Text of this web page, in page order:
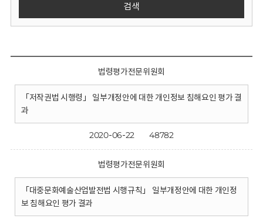
검색
법령평가전문위원회
「저작권법 시행령」 일부개정안에 대한 개인정보 침해요인 평가 결
과
2020-06-22 48782
법령평가전문위원회
「대중문화예술산업발전법 시행규칙」 일부개정안에 대한 개인정
보 침해요인 평가 결과